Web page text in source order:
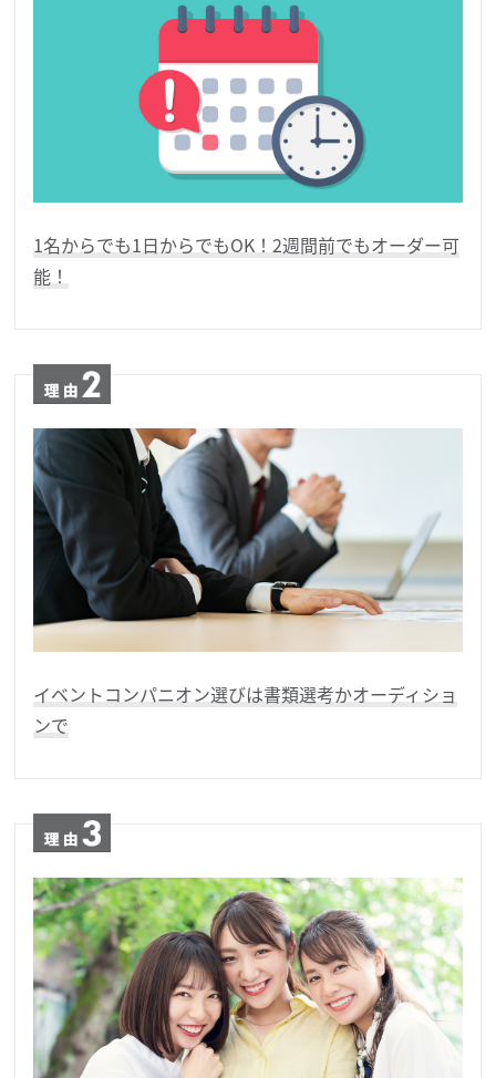
1名からでも1日からでもOK！2週間前でもオーダー可
能！
イベントコンパニオン選びは書類選考かオーディショ
ンで